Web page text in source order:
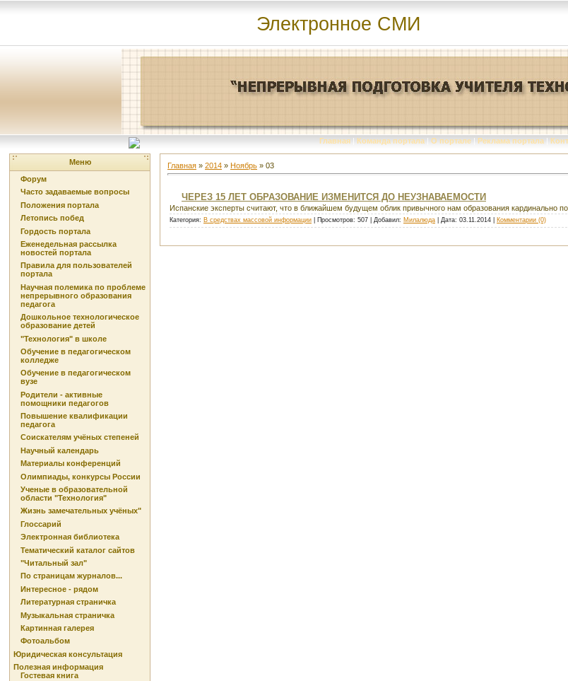
Электронное СМИ
Главная | Команда портала | О портале | Реклама портала |
Меню
Форум
Часто задаваемые вопросы
Положения портала
Летопись побед
Гордость портала
Еженедельная рассылка
новостей портала
Правила для пользователей
портала
Научная полемика по проблеме
непрерывного образования
педагога
Дошкольное технологическое
образование детей
"Технология" в школе
Обучение в педагогическом
колледже
Обучение в педагогическом
вузе
Родители - активные
помощники педагогов
Повышение квалификации
педагога
Соискателям учёных степеней
Научный календарь
Материалы конференций
Олимпиады, конкурсы России
Ученые в образовательной
области "Технология"
Жизнь замечательных учёных"
Глоссарий
Электронная библиотека
Тематический каталог сайтов
"Читальный зал"
По страницам журналов...
Интересное - рядом
Литературная страничка
Музыкальная страничка
Картинная галерея
Фотоальбом
Юридическая консультация
Полезная информация
Гостевая книга
Главная » 2014 » Ноябрь » 03
ЧЕРЕЗ 15 ЛЕТ ОБРАЗОВАНИЕ ИЗМЕНИТСЯ ДО НЕУЗНАВАЕМОСТИ
Испанские эксперты считают, что в ближайшем будущем облик привычного нам образования кардинально
Категория: В средствах массовой информации | Просмотров: 507 | Добавил: Милалюда | Дата: 03.11.2014 Комментарии (0)